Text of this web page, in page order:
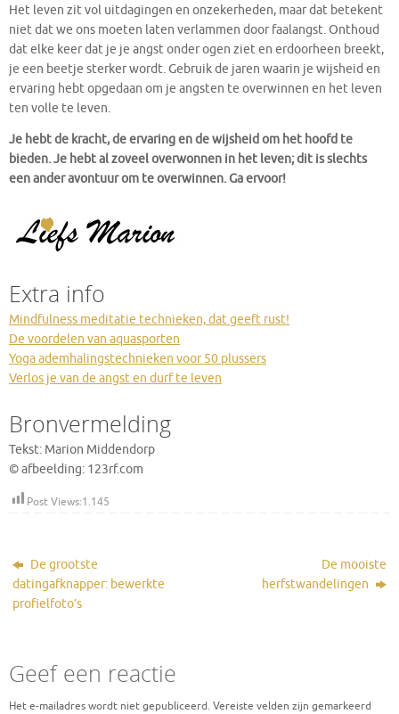
Het leven zit vol uitdagingen en onzekerheden, maar dat betekent
niet dat we ons moeten laten verlammen door faalangst. Onthoud
dat elke keer dat je je angst onder ogen ziet en erdoorheen breekt,
je een beetje sterker wordt. Gebruik de jaren waarin je wijsheid en
ervaring hebt opgedaan om je angsten te overwinnen en het leven
ten volle te leven.
Je hebt de kracht, de ervaring en de wijsheid om het hoofd te
bieden. Je hebt al zoveel overwonnen in het leven; dit is slechts
een ander avontuur om te overwinnen. Ga ervoor!
Extra info
Mindfulness meditatie technieken, dat geeft rust!
De voordelen van aquasporten
Yoga ademhalingstechnieken voor 50 plussers
Verlos je van de angst en durf te leven
Bronvermelding
Tekst: Marion Middendorp
© afbeelding: 123rf.com
Post Views:1.145
De grootste
datingafknapper: bewerkte
profielfoto’s
De mooiste
herfstwandelingen
Geef een reactie
Het e-mailadres wordt niet gepubliceerd. Vereiste velden zijn gemarkeerd